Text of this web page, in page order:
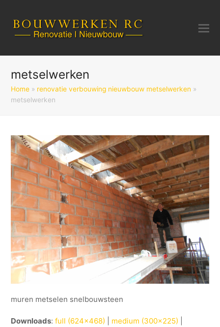
metselwerken
Home » renovatie verbouwing nieuwbouw metselwerken »
metselwerken
muren metselen snelbouwsteen
Downloads:full (624x468) medium (300x225)